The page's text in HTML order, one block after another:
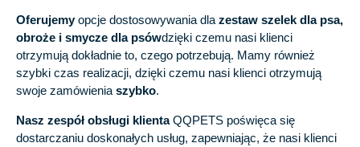
Oferujemyopcje dostosowywania dla zestaw szelek dla psa,
obroże i smycze dla psówdzięki czemu nasi klienci
otrzymują dokładnie to, czego potrzebują. Mamy również
szybki czas realizacji, dzięki czemu nasi klienci otrzymują
swoje zamówienia szybko.
Nasz zespół obsługi klientaQQPETS poświęca się
dostarczaniu doskonałych usług, zapewniając, że nasi klienci